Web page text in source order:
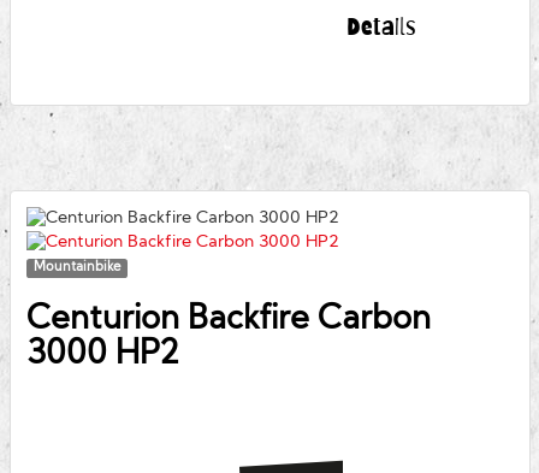
Details
Mountainbike
CenturionBackfire Carbon
3000 HP2